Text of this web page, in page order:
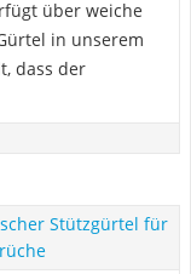
über weiche
in unserem
dass der
Stützgürtel für